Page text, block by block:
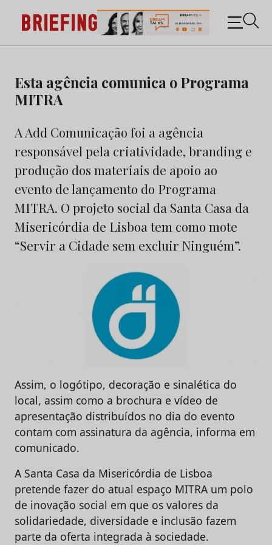
content
Briefing: Todas as notícias sobre os negócios do
Marketing e da Publicidade
Esta agência comunica o Programa
MITRA
A Add Comunicação foi a agência
responsável pela criatividade, branding e
produção dos materiais de apoio ao
evento de lançamento do Programa
MITRA. O projeto social da Santa Casa da
Misericórdia de Lisboa tem como mote
“Servir a Cidade sem excluir Ninguém”.
Assim, o logótipo, decoração e sinalética do
local, assim como a brochura e vídeo de
apresentação distribuídos no dia do evento
contam com assinatura da agência, informa em
comunicado.
A Santa Casa da Misericórdia de Lisboa
pretende fazer do atual espaço MITRA um polo
de inovação social em que os valores da
solidariedade, diversidade e inclusão fazem
parte da oferta integrada à sociedade.